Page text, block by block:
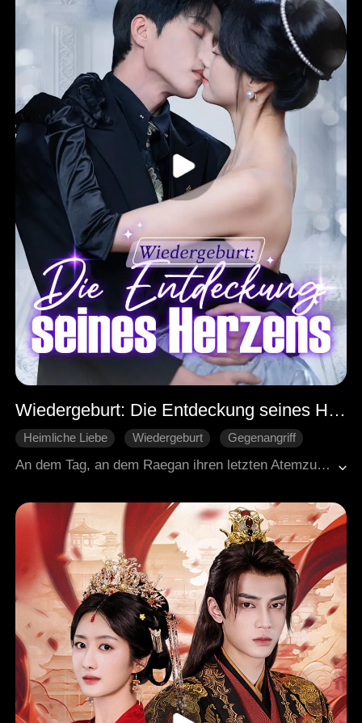
Wiedergeburt: Die Entdeckung seines Herzens
Heimliche Liebe Wiedergeburt
Gegenangriff
An dem Tag, an dem Raegan ihren letzten Atemzug tat, heiratete Nate. Nate, der Sohn des Chauffeurs der Familie Fuller, war aufgrund seiner unterprivilegierten Herkunft das Objekt von Raegans Mitleid gewesen. Sie brachte Nate jeden Tag in einem Maybach zur Schule, bezahlte seine Bedürfnisse mit ihrer eigenen Karte, bot ihm gehobenen Luxus und schenkte ihm sogar die Firma, die sein Vater zurückgelassen hatte. Während er den ihm geschenkten Reichtum genießt, Liebesbeziehungen mit anderen eingeht und seine Freundin wie eine Königin anbetet, behandelt er Raegan nur wie eine Dienerin ... Als Raegan, die an einer schweren Krankheit leidet, ihn bittet, sich Geld für ihre Behandlung zu leihen, antwortet er ihr schonungslos: "All die Jahre, die ich mit dir verbracht habe, waren mein Albtraum! Raegan, stirb schnell!" Sie ist wirklich tot! Und erst im Moment ihres Todes erfährt sie, dass der Magnat, den sie einst zurückgewiesen hatte, schon immer auf sie gewartet hat ...